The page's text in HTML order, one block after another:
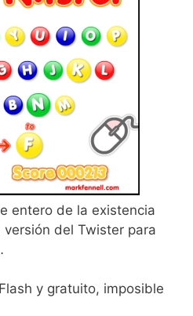
entero de la existencia
versión del Twister para
y gratuito, imposible